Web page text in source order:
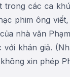
các ca
phim ông
nhà văn
khán giả.
xin phép